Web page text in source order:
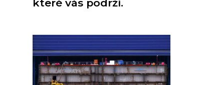
které vás podrží.